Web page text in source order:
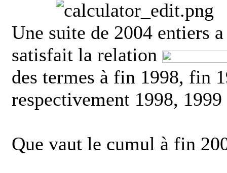
Une suite de 2004 entiers
satisfait la relation
des termes à fin 1998, fin
respectivement 1998,
Que vaut le cumul à fin